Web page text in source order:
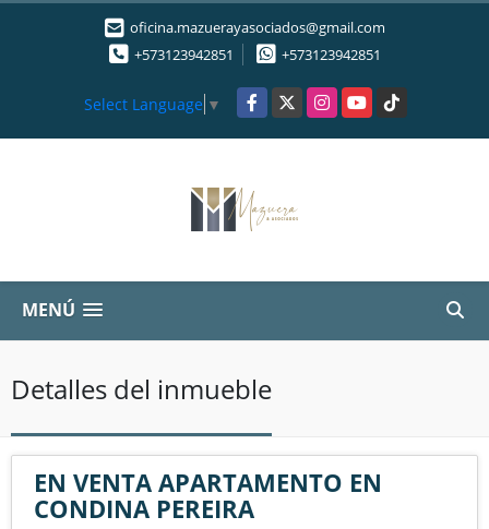
oficina.mazuerayasociados@gmail.com
+573123942851
+573123942851
Select Language ▼ Facebook
X InstagramYouTubeTikTok
MENÚ
Detalles del inmueble
EN VENTA APARTAMENTO EN
CONDINA PEREIRA